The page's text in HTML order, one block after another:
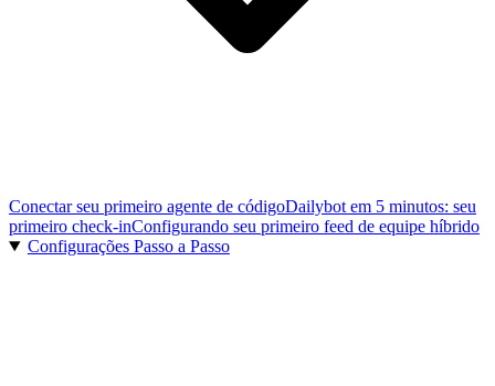
Conectar seu primeiro agente de códigoDailybot em 5 minutos: seu
primeiro check-inConfigurando seu primeiro feed de equipe híbrido
Configurações Passo a Passo